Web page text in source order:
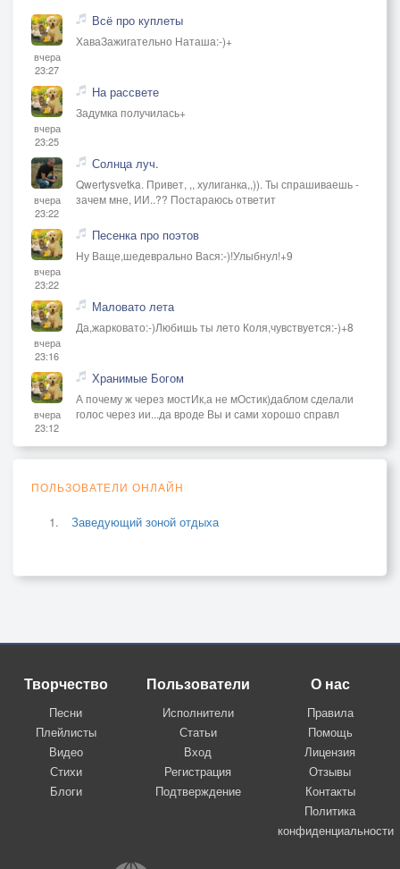
вчера
23:27
Всё про куплеты
ХаваЗажигательно Наташа:-)+
вчера
23:25
На рассвете
Задумка получилась+
вчера
23:22
Солнца луч.
Qwertysvetka. Привет, ,, хулиганка,,)). Ты спрашиваешь -
зачем мне, ИИ..?? Постараюсь ответит
вчера
23:22
Песенка про поэтов
Ну Ваще,шедеврально Вася:-)!Улыбнул!+9
вчера
23:16
Маловато лета
Да,жарковато:-)Любишь ты лето Коля,чувствуется:-)+8
вчера
23:12
Хранимые Богом
А почему ж через мостИк,а не мОстик)даблом сделали
голос через ии...да вроде Вы и сами хорошо справл
ПОЛЬЗОВАТЕЛИ ОНЛАЙН
Заведующий зоной отдыха
Творчество
Песни
Плейлисты
Видео
Стихи
Блоги
Пользователи
Исполнители
Статьи
Вход
Регистрация
Подтверждение
О нас
Правила
Помощь
Лицензия
Отзывы
Контакты
Политика
конфиденциальности